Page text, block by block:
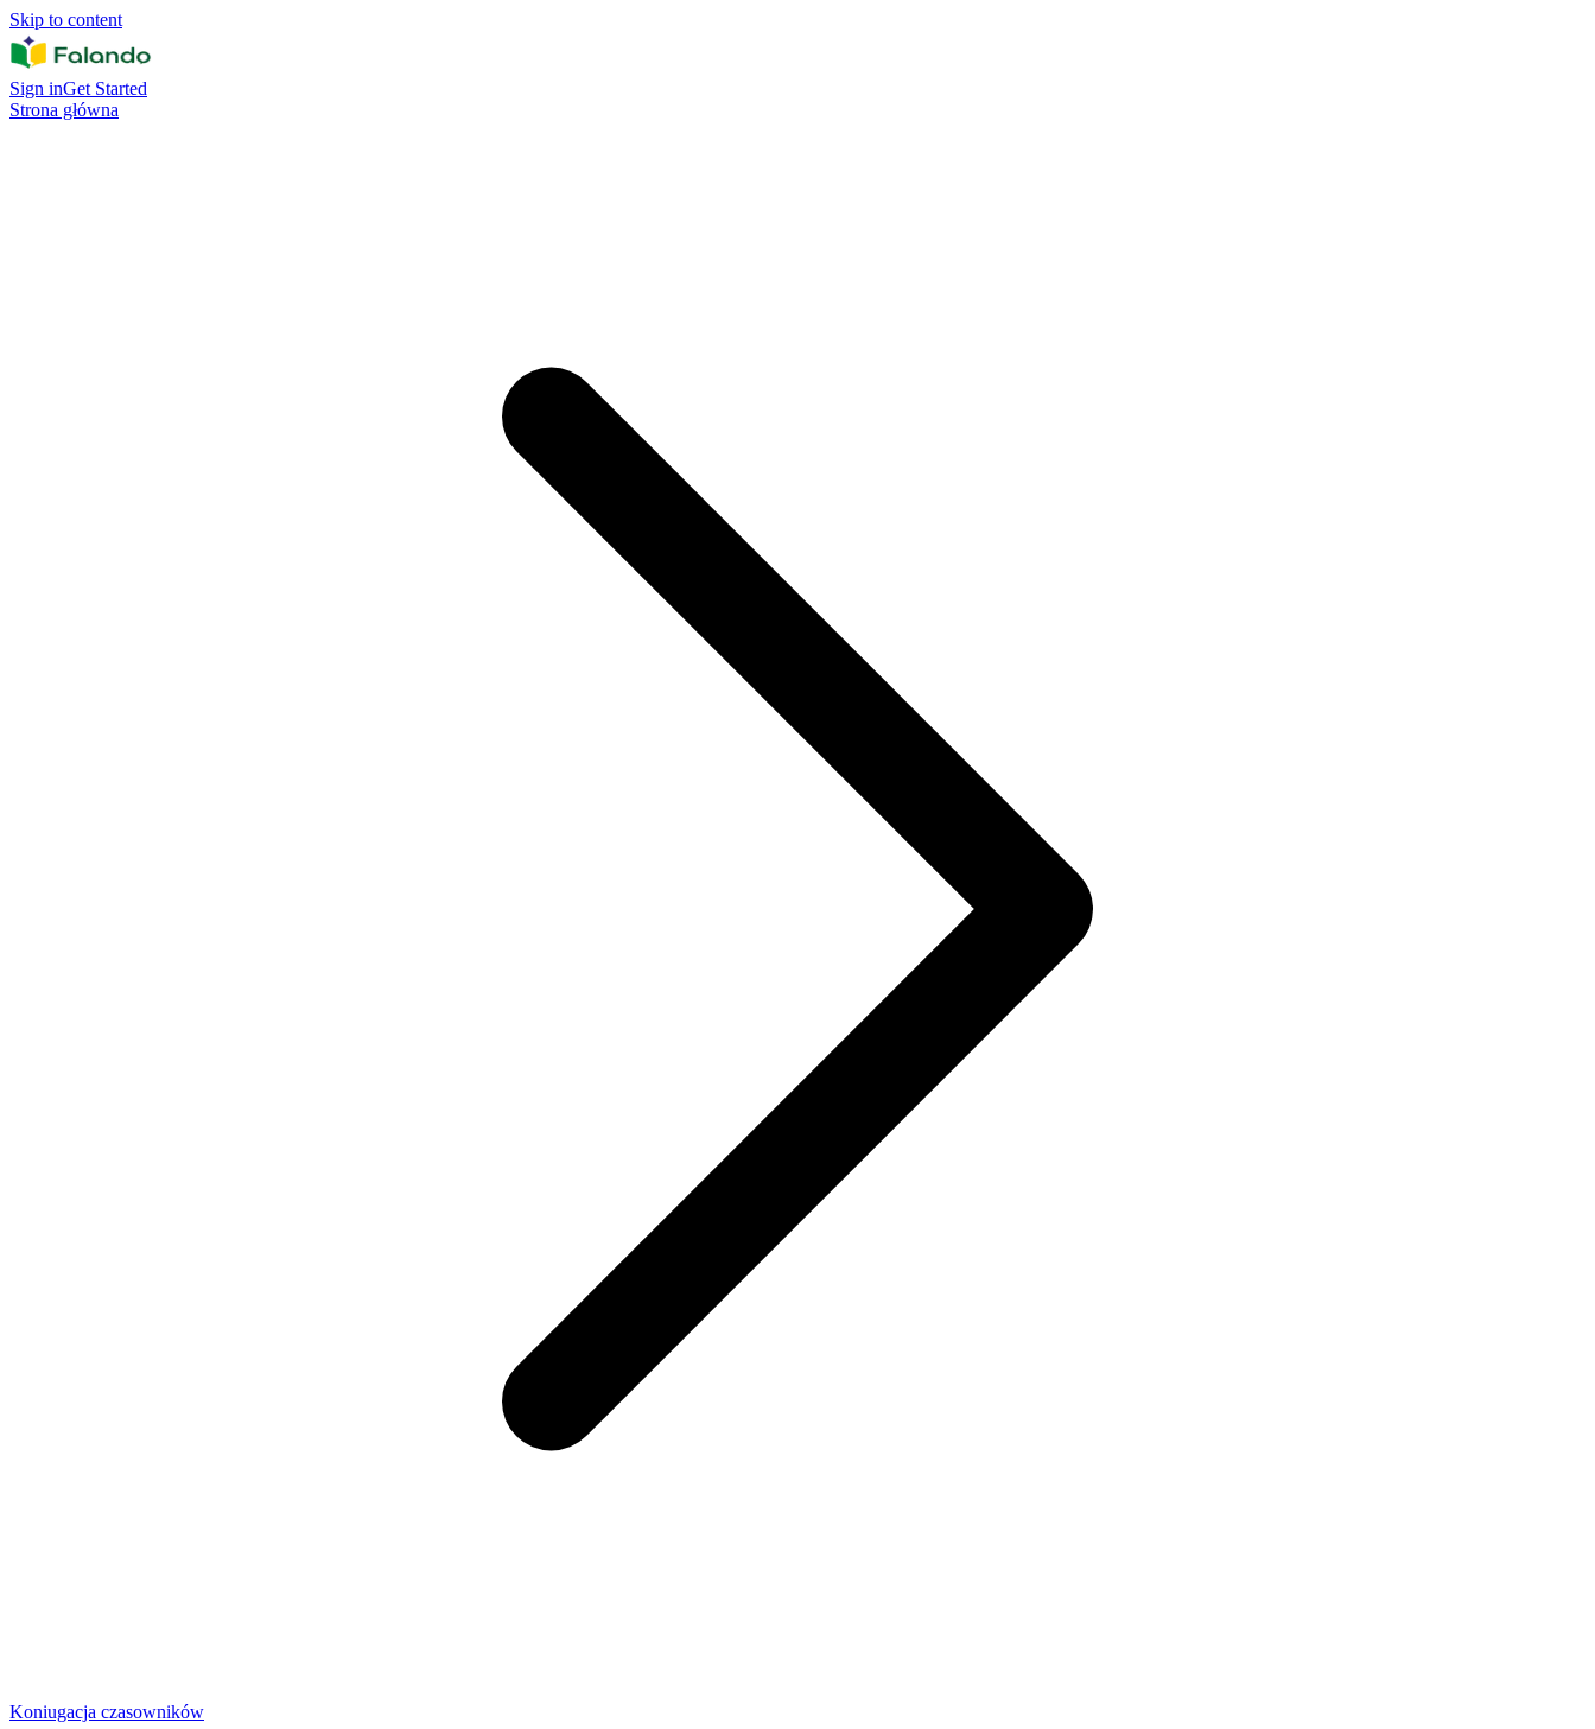
Skip to content
Sign inGet Started
Strona główna
Koniugacja czasowników